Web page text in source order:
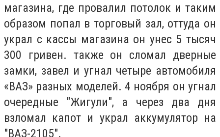
магазина, где провалил потолок и таким
образом попал в торговый зал, оттуда он
украл с кассы магазина он унес 5 тысяч
300 гривен. также он сломал дверные
замки, завел и угнал четыре автомобиля
«ВАЗ» разных моделей. 4 ноября он угнал
очередные "Жигули", а через два дня
взломал капот и украл аккумулятор на
"ВАЗ-2105".